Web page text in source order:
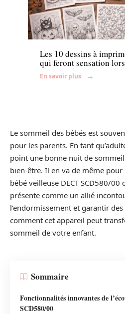
Famille
Les 10 dessins à
qui feront sensation
En savoir plus
Le sommeil des bébés est
pour les parents. En tant
point une bonne nuit de
bien-être. Il en va de même pour
bébé veilleuse DECT SCD580/00
présente comme un allié
l’endormissement et garantir
comment cet appareil peut
sommeil de votre enfant.
Sommaire
Fonctionnalités innovantes de
SCD580/00